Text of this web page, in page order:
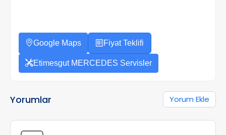
Google Maps Fiyat Teklifi
Etimesgut MERCEDES Servisler
Yorumlar Yorum Ekle